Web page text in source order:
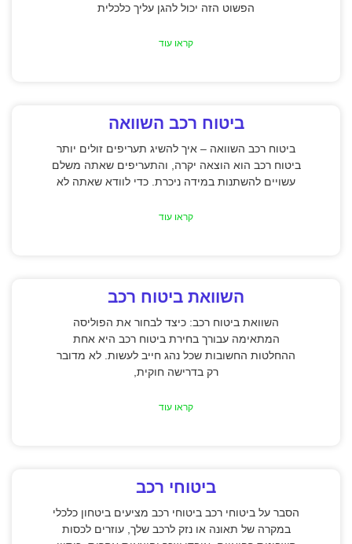
הפשוט הזה יכול להגן עליך כלכלית
קראו עוד
ביטוח רכב השוואה
ביטוח רכב השוואה – איך להשיג תעריפים זולים יותר
ביטוח רכב הוא הוצאה יקרה, והתעריפים שאתה משלם
עשויים להשתנות במידה ניכרת. כדי לוודא שאתה לא
קראו עוד
השוואת ביטוח רכב
השוואת ביטוח רכב: כיצד לבחור את הפוליסה
המתאימה עבורך בחירת ביטוח רכב היא אחת
ההחלטות החשובות שכל נהג חייב לעשות. לא מדובר
רק בדרישה חוקית,
קראו עוד
ביטוחי רכב
הסבר על ביטוחי רכב ביטוחי רכב מציעים ביטחון כלכלי
במקרה של תאונה או נזק לרכב שלך, עוזרים לכסות